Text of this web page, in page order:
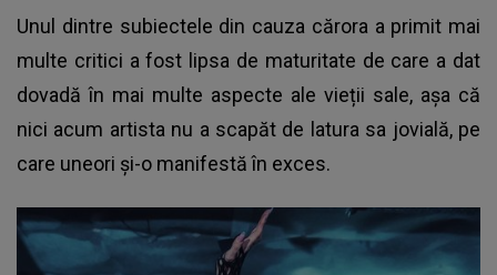
Unul dintre subiectele din cauza cărora a primit mai
multe critici a fost lipsa de maturitate de care a dat
dovadă în mai multe aspecte ale vieții sale, așa că
nici acum artista nu a scapăt de latura sa jovială, pe
care uneori și-o manifestă în exces.